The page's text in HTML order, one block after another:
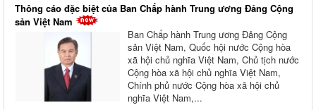
Thông cáo đặc biệt của Ban Chấp hành Trung ương Đảng Cộng
sản Việt Nam
Ban Chấp hành Trung ương Đảng Cộng
sản Việt Nam, Quốc hội nước Cộng hòa
xã hội chủ nghĩa Việt Nam, Chủ tịch nước
Cộng hòa xã hội chủ nghĩa Việt Nam,
Chính phủ nước Cộng hòa xã hội chủ
nghĩa Việt Nam,...